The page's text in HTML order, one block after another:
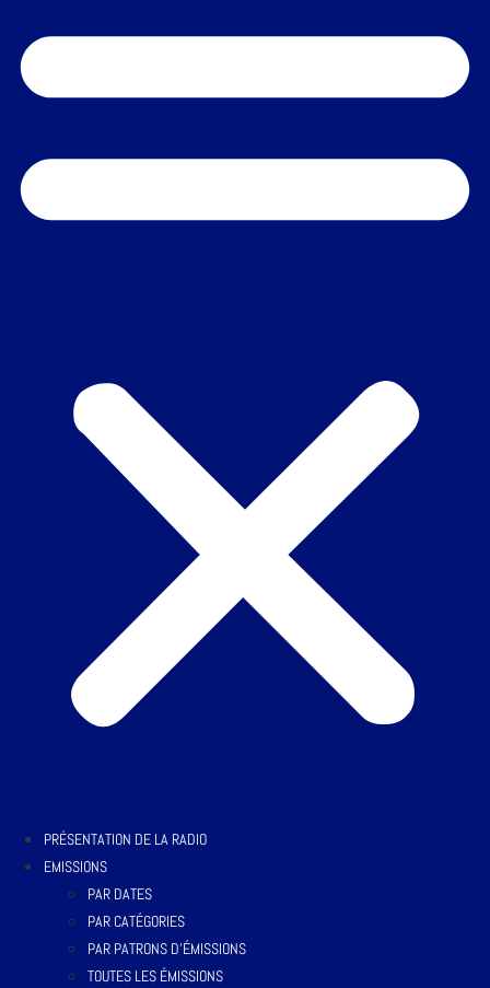
PRÉSENTATION DE LA RADIO
EMISSIONS
PAR DATES
PAR CATÉGORIES
PAR PATRONS D’ÉMISSIONS
TOUTES LES ÉMISSIONS